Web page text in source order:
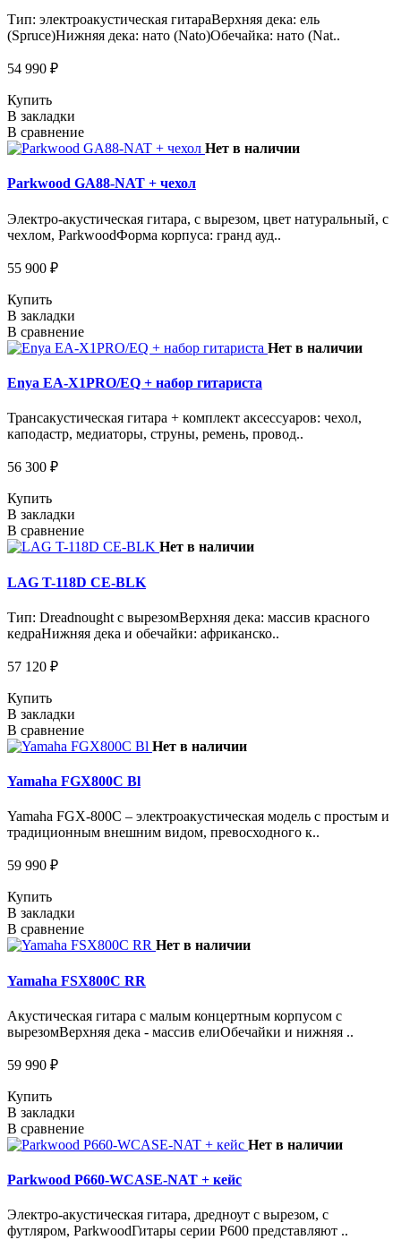
Тип: электроакустическая гитараВерхняя дека: ель
(Spruce)Нижняя дека: нато (Nato)Обечайка: нато (Nat..
54 990 ₽
Купить
В закладки
В сравнение
Нет в наличии
Parkwood GA88-NAT + чехол
Электро-акустическая гитара, с вырезом, цвет натуральный, с
чехлом, ParkwoodФорма корпуса: гранд ауд..
55 900 ₽
Купить
В закладки
В сравнение
Нет в наличии
Enya EA-X1PRO/EQ + набор гитариста
Трансакустическая гитара + комплект аксессуаров: чехол,
каподастр, медиаторы, струны, ремень, провод..
56 300 ₽
Купить
В закладки
В сравнение
Нет в наличии
LAG T-118D CE-BLK
Тип: Dreadnought с вырезомВерхняя дека: массив красного
кедраНижняя дека и обечайки: африканско..
57 120 ₽
Купить
В закладки
В сравнение
Нет в наличии
Yamaha FGX800C Bl
Yamaha FGX-800C – электроакустическая модель с простым и
традиционным внешним видом, превосходного к..
59 990 ₽
Купить
В закладки
В сравнение
Нет в наличии
Yamaha FSX800C RR
Акустическая гитара с малым концертным корпусом с
вырезомВерхняя дека - массив елиОбечайки и нижняя ..
59 990 ₽
Купить
В закладки
В сравнение
Нет в наличии
Parkwood P660-WCASE-NAT + кейс
Электро-акустическая гитара, дредноут с вырезом, с
футляром, ParkwoodГитары серии P600 представляют ..